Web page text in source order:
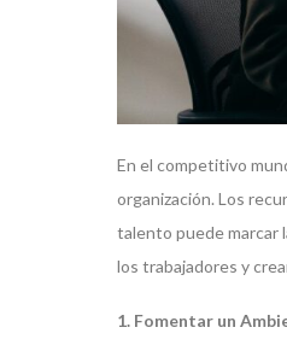
En el competitivo
organización. Los
talento puede marcar
los trabajadores y
1. Fomentar un